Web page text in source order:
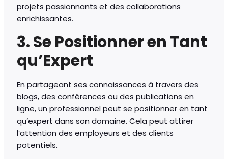
projets passionnants et des collaborations
enrichissantes.
3. Se Positionner en Tant
qu’Expert
En partageant ses connaissances à travers des
blogs, des conférences ou des publications en
ligne, un professionnel peut se positionner en tant
qu’expert dans son domaine. Cela peut attirer
l’attention des employeurs et des clients
potentiels.